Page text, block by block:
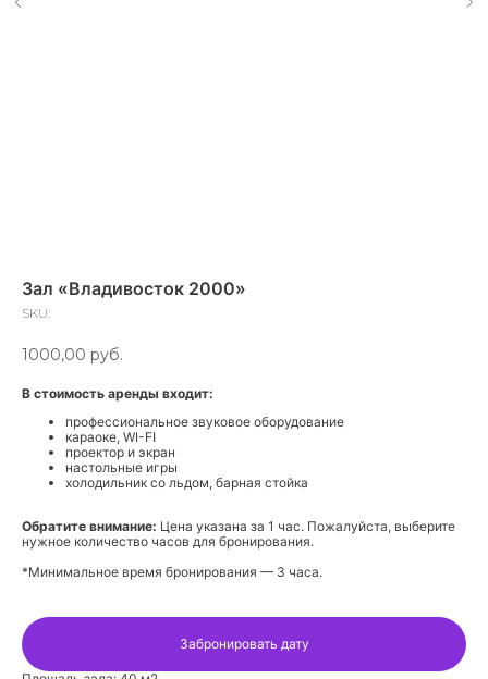
Зал «Владивосток 2000»
SKU:
1000,00 руб.
В стоимость аренды входит:
профессиональное звуковое оборудование
караоке, WI-FI
проектор и экран
настольные игры
холодильник со льдом, барная стойка
Обратите внимание: Цена указана за 1 час. Пожалуйста, выберите
нужное количество часов для бронирования.
*Минимальное время бронирования — 3 часа.
Забронировать дату